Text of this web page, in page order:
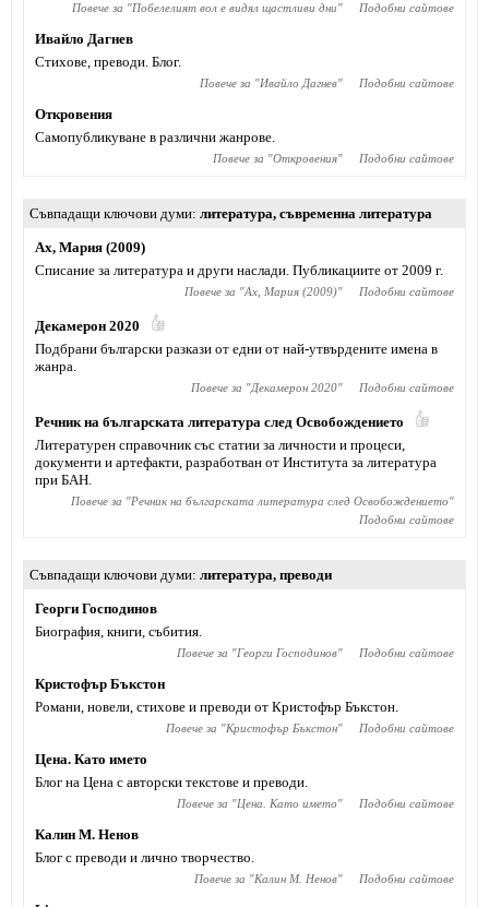
Повече за "Побелелият вол е видял щастливи дни" Подобни сайтове
Ивайло Дагнев
Стихове, преводи. Блог.
Повече за "Ивайло Дагнев" Подобни сайтове
Откровения
Самопубликуване в различни жанрове.
Повече за "Откровения" Подобни сайтове
Съвпадащи ключови думи литература, съвременна литература
Ах, Мария (2009)
Списание за литература и други наслади. Публикациите от 2009 г.
Повече за "Ах, Мария (2009)" Подобни сайтове
Декамерон 2020
Подбрани български разкази от едни от най-утвърдените имена в
жанра.
Повече за "Декамерон 2020" Подобни сайтове
Речник на българската литература след Освобождението
Литературен справочник със статии за личности и процеси,
документи и артефакти, разработван от Института за литература
при БАН.
Повече за "Речник на българската литература след Освобождението"
Подобни сайтове
Съвпадащи ключови думи литература, преводи
Георги Господинов
Биография, книги, събития.
Повече за "Георги Господинов" Подобни сайтове
Кристофър Бъкстон
Романи, новели, стихове и преводи от Кристофър Бъкстон.
Повече за "Кристофър Бъкстон" Подобни сайтове
Цена. Като името
Блог на Цена с авторски текстове и преводи.
Повече за "Цена. Като името" Подобни сайтове
Калин М. Ненов
Блог с преводи и лично творчество.
Повече за "Калин М. Ненов" Подобни сайтове